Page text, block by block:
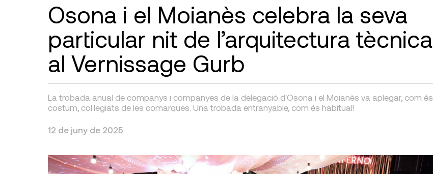
Osona i el Moianès celebra la seva
particular nit de l’arquitectura tècnica
al Vernissage Gurb
La trobada anual de companys i companyes de la delegació d'Osona i el Moianès va aplegar, com és
costum, col·legiats de les comarques. Una trobada entranyable, com és habitual!
12 de juny de 2025